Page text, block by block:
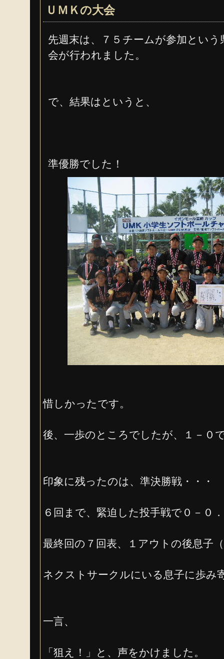
ＵＭＫの大会
先週末は、７５チームが参加とい
会が行われました。
で、結果はというと、
準優勝でした！
惜しかったです。
後、一歩のところでしたが、１－０
印象に残ったのは、準決勝戦・・・
６回まで、緊迫した投手戦で０－０．
最終回の７回表、１アウトの後息子
ネクストサークルにいる息子に歩み
一言、
「狙え！」と、声をかけました。